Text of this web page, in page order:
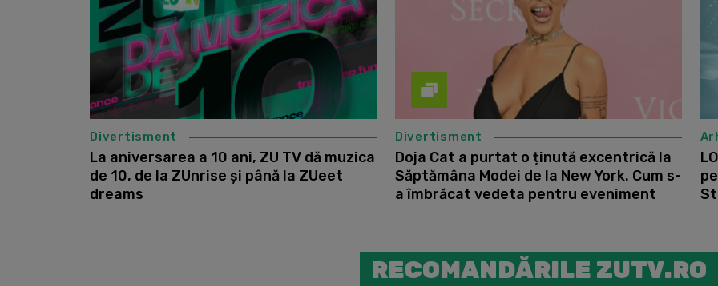
Divertisment
La aniversarea a 10 ani, ZU TV dă muzica
de 10, de la ZUnrise și până la ZUeet
dreams
Divertisment
Doja Cat a purtat o ținută excentrică la
Săptămâna Modei de la New York. Cum s-
a îmbrăcat vedeta pentru eveniment
RECOMANDĂRILE ZUTV.RO